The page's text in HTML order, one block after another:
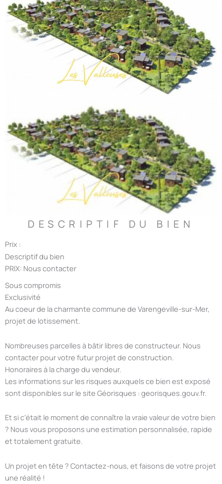
DESCRIPTIF DU BIEN
Prix :
Descriptif du bien
PRIX: Nous contacter
Sous compromis
Exclusivité
Au coeur de la charmante commune de Varengeville-sur-Mer,
projet de lotissement.
Nombreuses parcelles à bâtir libres de constructeur. Nous
contacter pour votre futur projet de construction.
Honoraires à la charge du vendeur.
Les informations sur les risques auxquels ce bien est exposé
sont disponibles sur le site Géorisques : georisques.gouv.fr.
Et si c’était le moment de connaître la vraie valeur de votre bien
? Nous vous proposons une estimation personnalisée, rapide
et totalement gratuite.
Un projet en tête ? Contactez-nous, et faisons de votre projet
une réalité !